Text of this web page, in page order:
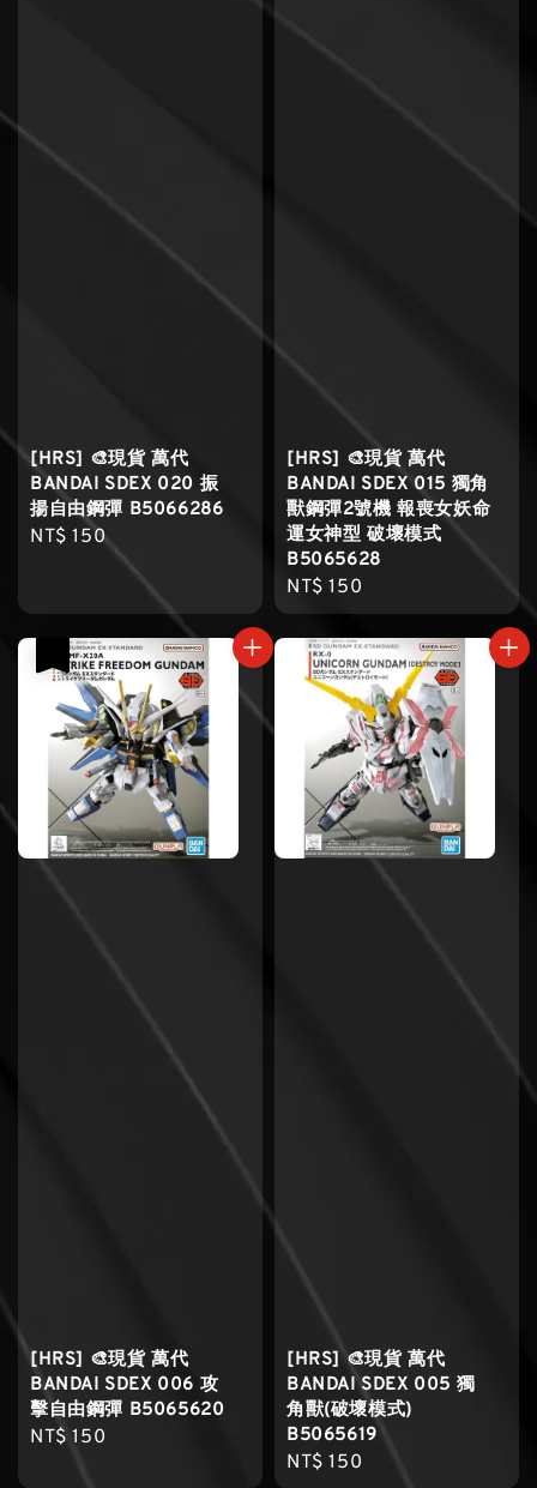
[HRS] 🎨現貨 萬代
BANDAI SDEX 020 振
揚自由鋼彈 B5066286
Regular
NT$ 150
[HRS] 🎨現貨 萬代
BANDAI SDEX 015 獨角
獸鋼彈2號機 報喪女妖命
運女神型 破壞模式
B5065628
Regular
price
NT$ 150
[HRS] 🎨現貨 萬代
BANDAI SDEX 006 攻
擊自由鋼彈 B5065620
Regular
NT$ 150
[HRS] 🎨現貨 萬代
BANDAI SDEX 005 獨
角獸(破壞模式)
B5065619
Regular
NT$ 150